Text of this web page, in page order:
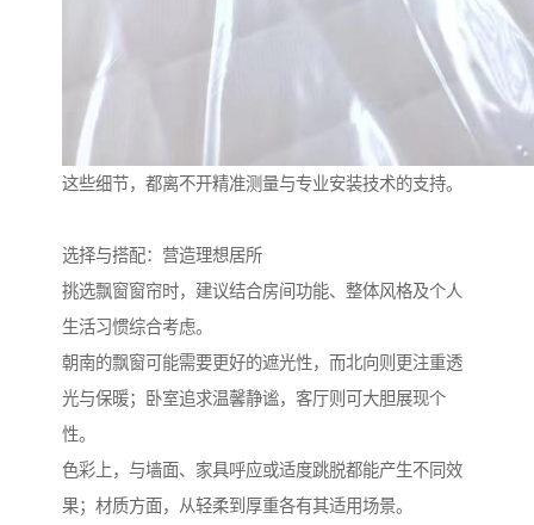
这些细节，都离不开精准测量与专业安装技术的支持。
选择与搭配：营造理想居所
挑选飘窗窗帘时，建议结合房间功能、整体风格及个人
生活习惯综合考虑。
朝南的飘窗可能需要更好的遮光性，而北向则更注重透
光与保暖；卧室追求温馨静谧，客厅则可大胆展现个
性。
色彩上，与墙面、家具呼应或适度跳脱都能产生不同效
果；材质方面，从轻柔到厚重各有其适用场景。